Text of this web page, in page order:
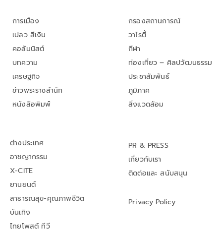
การเมือง
เปลว สีเงิน
คอลัมนิสต์
บทความ
เศรษฐกิจ
ข่าวพระราชสำนัก
หนังสือพิมพ์
กรองสถานการณ์
วาไรตี้
กีฬา
ท่องเที่ยว – ศิลปวัฒนธรรม
ประชาสัมพันธ์
ภูมิภาค
สิ่งแวดล้อม
ต่างประเทศ
อาชญากรรม
X-CITE
ยานยนต์
สาธารณสุข-คุณภาพชีวิต
บันเทิง
ไทยโพสต์ ทีวี
PR & PRESS
เกี่ยวกับเรา
ติดต่อและ สนับสนุน
Privacy Policy